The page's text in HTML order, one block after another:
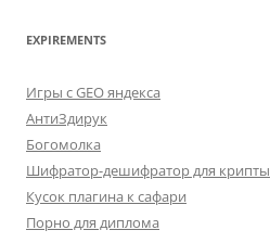
EXPIREMENTS
Игры с GEO яндекса
АнтиЗдирук
Богомолка
Шифратор-дешифратор для крипты
Кусок плагина к сафари
Порно для диплома